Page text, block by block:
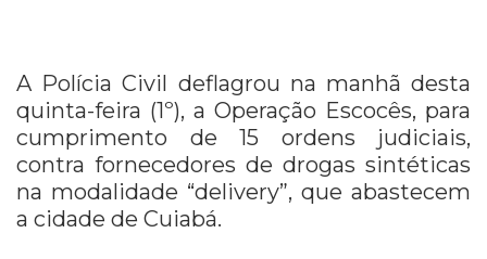
A Polícia Civil deflagrou na manhã desta
quinta-feira (1º), a Operação Escocês, para
cumprimento de 15 ordens judiciais,
contra fornecedores de drogas sintéticas
na modalidade “delivery”, que abastecem
a cidade de Cuiabá.